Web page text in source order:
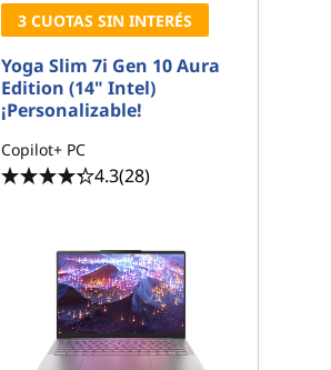
3 CUOTAS SIN INTERÉS
Yoga Slim 7i Gen 10 Aura
Edition (14" Intel)
¡Personalizable!
Copilot+ PC
4.3(28)